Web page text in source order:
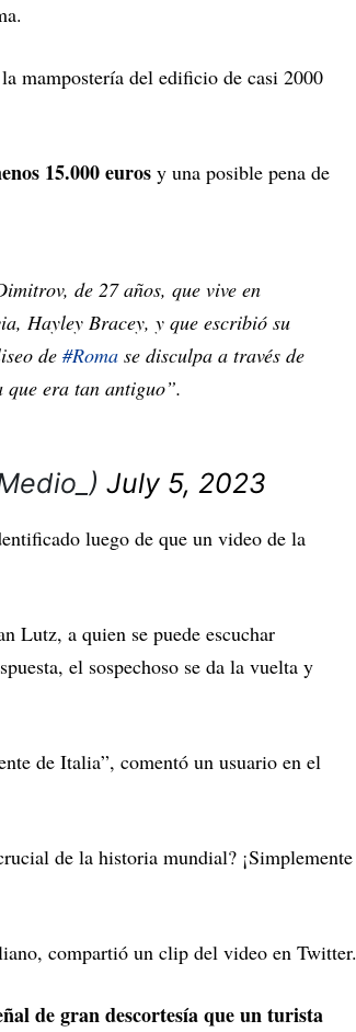
mampostería del edificio de casi 2000
15.000 euros y una posible pena de
de 27 años, que vive en
Hayley Bracey, y que escribió su
de #Roma se disculpa a través de
era tan antiguo”.
July 5, 2023
luego de que un video de la
Lutz, a quien se puede escuchar
el sospechoso se da la vuelta y
de Italia”, comentó un usuario en el
de la historia mundial? ¡Simplemente
compartió un clip del video en Twitter.
de gran descortesía que un turista